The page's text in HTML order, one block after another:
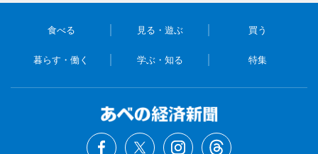
食べる 見る・遊ぶ 買う
暮らす・働く 学ぶ・知る 特集